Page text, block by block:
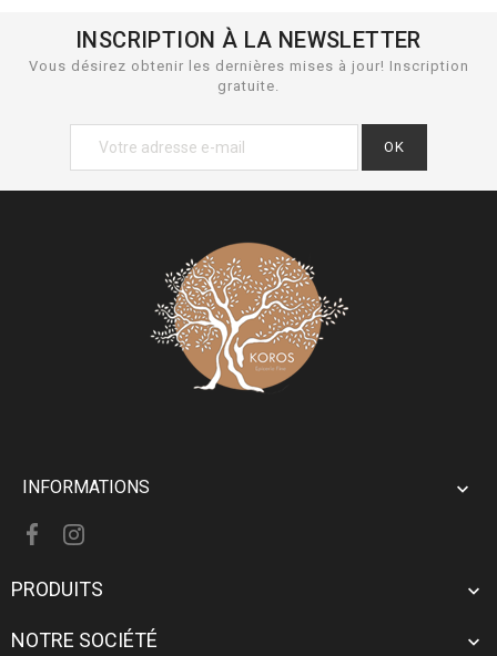
INSCRIPTION À LA NEWSLETTER
Vous désirez obtenir les dernières mises à jour! Inscription
gratuite.
INFORMATIONS 
PRODUITS 
NOTRE SOCIÉTÉ 